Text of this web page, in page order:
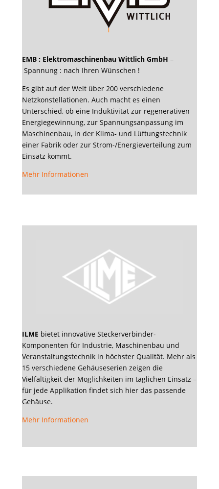
EMB : Elektromaschinenbau Wittlich GmbH –
Spannung : nach Ihren Wünschen !
Es gibt auf der Welt über 200 verschiedene
Netzkonstellationen. Auch macht es einen
Unterschied, ob eine Induktivität zur regenerativen
Energiegewinnung, zur Spannungsanpassung im
Maschinenbau, in der Klima- und Lüftungstechnik
einer Fabrik oder zur Strom-/Energieverteilung zum
Einsatz kommt.
Mehr Informationen
ILME bietet innovative Steckerverbinder-
Komponenten für Industrie, Maschinenbau und
Veranstaltungstechnik in höchster Qualität. Mehr als
15 verschiedene Gehäuseserien zeigen die
Vielfältigkeit der Möglichkeiten im täglichen Einsatz –
für jede Applikation findet sich hier das passende
Gehäuse.
Mehr Informationen